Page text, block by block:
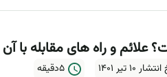
علائم و راه های مقابله با آن
انتشار 10 تیر 1401 5دقیقه